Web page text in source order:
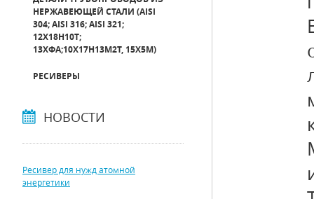
НЕРЖАВЕЮЩЕЙ СТАЛИ (AISI
304; AISI 316; AISI 321;
12Х18Н10Т;
13ХФА;10Х17Н13М2Т, 15Х5М)
РЕСИВЕРЫ
НОВОСТИ
Ресивер для нужд атомной
энергетики